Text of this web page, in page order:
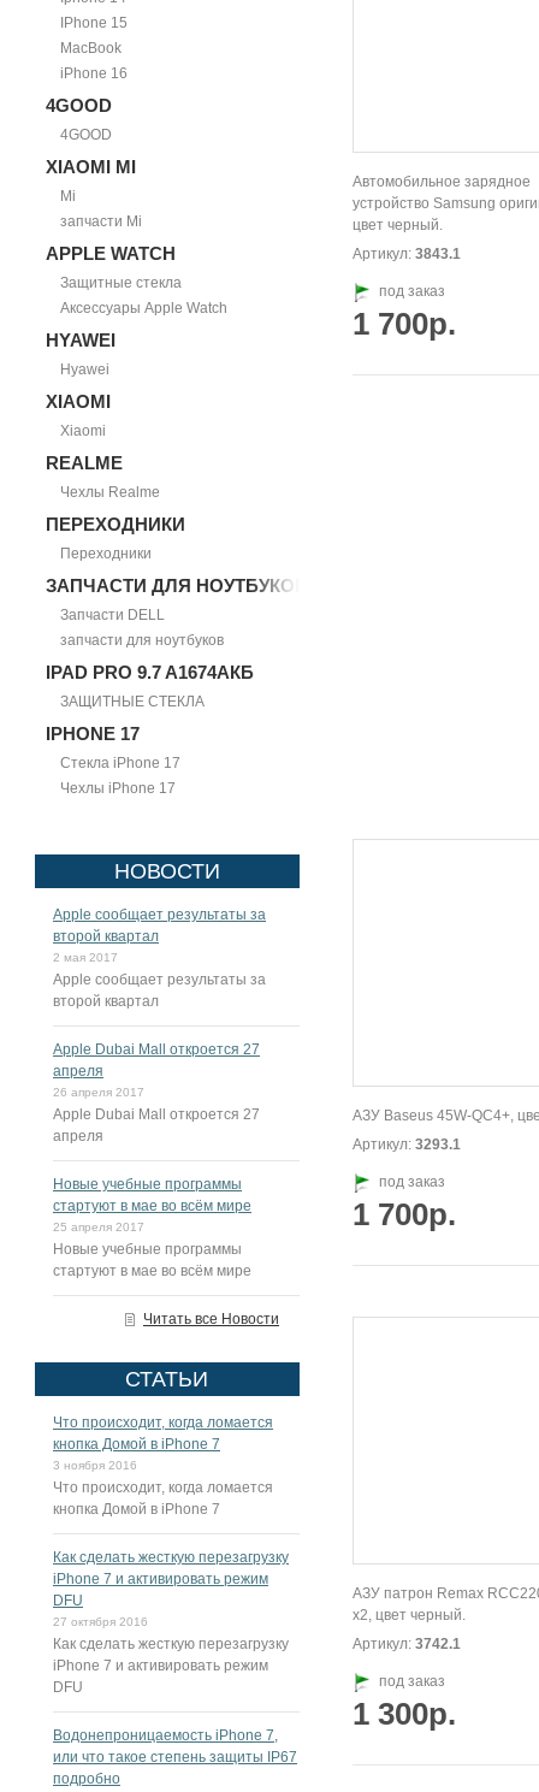
IPhone 15
MacBook
iPhone 16
4GOOD
4GOOD
XIAOMI MI
Mi
запчасти Mi
APPLE WATCH
Защитные стекла
Аксессуары Apple Watch
HYAWEI
Hyawei
XIAOMI
Xiaomi
REALME
Чехлы Realme
ПЕРЕХОДНИКИ
Переходники
ЗАПЧАСТИ ДЛЯ НОУТБУКОВ
Запчасти DELL
запчасти для ноутбуков
IPAD PRO 9.7 A1674АКБ
ЗАЩИТНЫЕ СТЕКЛА
IPHONE 17
Стекла iPhone 17
Чехлы iPhone 17
НОВОСТИ
Apple сообщает результаты за
второй квартал
2 мая 2017
Apple сообщает результаты за
второй квартал
Apple Dubai Mall откроется 27
апреля
26 апреля 2017
Apple Dubai Mall откроется 27
апреля
Новые учебные программы
стартуют в мае во всём мире
25 апреля 2017
Новые учебные программы
стартуют в мае во всём мире
Читать все Новости
СТАТЬИ
Что происходит, когда ломается
кнопка Домой в iPhone 7
3 ноября 2016
Что происходит, когда ломается
кнопка Домой в iPhone 7
Как сделать жесткую перезагрузку
iPhone 7 и активировать режим
DFU
27 октября 2016
Как сделать жесткую перезагрузку
iPhone 7 и активировать режим
DFU
Водонепроницаемость iPhone 7,
или что такое степень защиты IP67
подробно
Автомобильное зарядное
устройство Samsung
цвет черный.
Артикул: 3843.1
под заказ
1 700р.
АЗУ Baseus 45W-QC4+,
Артикул: 3293.1
под заказ
1 700р.
АЗУ патрон Remax
x2, цвет черный.
Артикул: 3742.1
под заказ
1 300р.